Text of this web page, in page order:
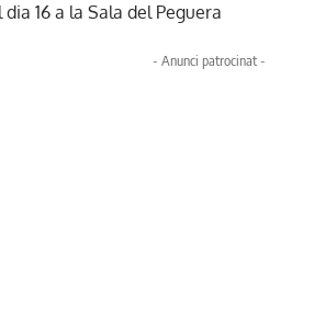
16 a la Sala del Peguera
- Anunci patrocinat -